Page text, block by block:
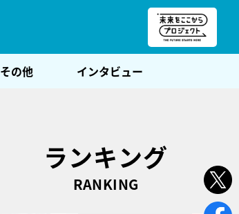
その他 インタビュー
ランキング
RANKING